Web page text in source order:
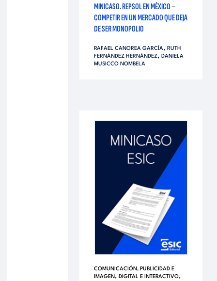
MINICASO. REPSOL EN MÉXICO –
COMPETIR EN UN MERCADO QUE DEJA
DE SER MONOPOLIO
RAFAEL CANOREA GARCÍA, RUTH
FERNÁNDEZ HERNÁNDEZ, DANIELA
MUSICCO NOMBELA
COMUNICACIÓN, PUBLICIDAD E
IMAGEN, DIGITAL E INTERACTIVO,